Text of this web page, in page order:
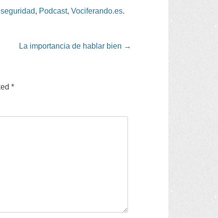
, Podcast,Vociferando.es.
La importancia de hablar bien →
*